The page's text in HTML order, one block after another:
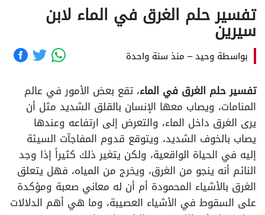
تفسير حلم الغرق في الماء لابن
سيرين
بواسطة وحيد– منذ سنة واحدة
تفسير حلم الغرق في الماء، تقع بعض الأمور في عالم
المنامات، ويصاب معها الإنسان بالقلق الشديد مثل أن
يرى الغرق داخل الماء، والتعرض إلى ارتفاعه وعندها
يصاب بالخوف الشديد، ويتوقع قدوم المفاجآت السيئة
إليه في الحياة الواقعية، ولكن يتغير ذلك كثيراً إذا وجد
النائم أنه ينجو من الغرق، ويخرج من المياه، فهل يتعلق
الغرق بالأشياء المحمودة أم أن له معاني صعبة ومؤكدة
على السقوط في الأشياء العصيبة، وما هي أهم الدلالات